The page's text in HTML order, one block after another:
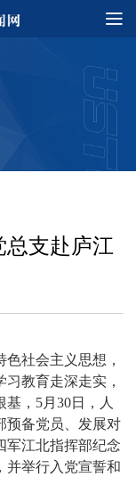
总支赴庐江
社会主义思想，
教育走深走实，
，5月30日，人
预备党员、发展对
军江北指挥部纪念
并举行入党宣誓和